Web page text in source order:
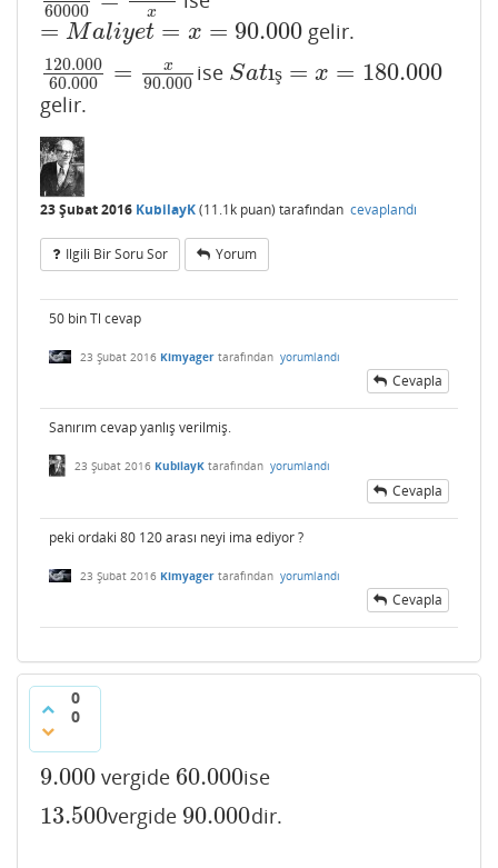
60000
x
= Maliyet = x = 90.000
=Maliyet=x=90.000 gelir.
120.000
60.000
= x
90.000
120.000 60.000=x90.000
ise Satış = x = 180.000
Satış= x=180.000
gelir.
23 Şubat 2016 KubilayK(11.1k puan) tarafından cevaplandı
Ilgili Bir Soru Sor Yorum
50 bin Tl cevap
23 Şubat 2016 Kimyager tarafından yorumlandı
Cevapla
Sanırım cevap yanlış verilmiş.
23 Şubat 2016 KubilayK tarafından yorumlandı
Cevapla
peki ordaki 80 120 arası neyi ima ediyor ?
23 Şubat 2016 Kimyager tarafından yorumlandı
Cevapla
0
0
9.000
9.000 vergide 60.000
60.000 ise
13.500
13.500 vergide 90.000
90.000 dir.